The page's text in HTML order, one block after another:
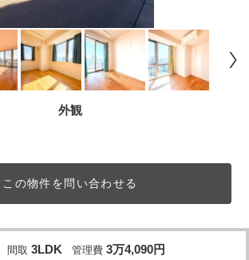
外観
この物件を問い合わせる
間取 3LDK 管理費 3万4,090円